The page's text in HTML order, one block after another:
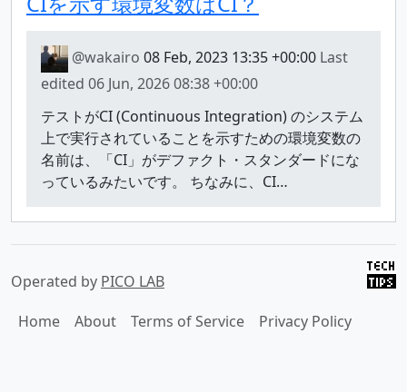
@wakairo 08 Feb, 2023 13:35 +00:00 Last
edited 06 Jun, 2026 08:38 +00:00
テストがCI (Continuous Integration) のシステム
上で実行されていることを示すための環境変数の
名前は、「CI」がデファクト・スタンダードにな
っているみたいです。 ちなみに、CI…
Operated by PICO LAB
Home
About Terms of Service Privacy Policy